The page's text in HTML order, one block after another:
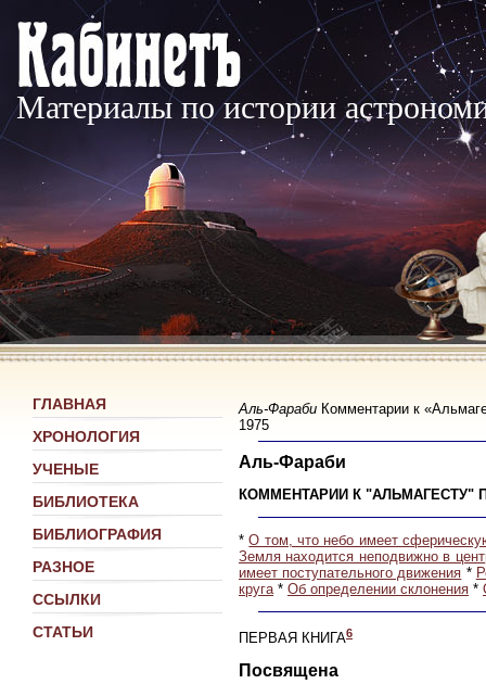
Материалы по истории
ГЛАВНАЯ
ХРОНОЛОГИЯ
УЧЕНЫЕ
БИБЛИОТЕКА
БИБЛИОГРАФИЯ
РАЗНОЕ
ССЫЛКИ
СТАТЬИ
Аль-Фараби Комментарии к
1975
Аль-Фараби
КОММЕНТАРИИ К "АЛЬМАГЕСТУ"
*О том, что небо имеет
Земля находится неподвижно в
имеет поступательного движения *
круга* Об определении склонения *
ПЕРВАЯ КНИГА6
Посвящена